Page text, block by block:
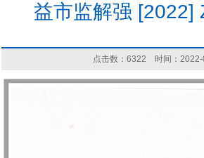
益市监解强 [2022]
点击数： 6322 时间：2022-